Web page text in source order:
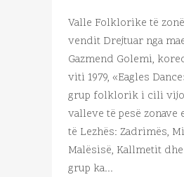
Valle Folklorike të
vendit Drejtuar nga
Gazmend Golemi,
viti 1979, «Eagles
grup folklorik i cili
valleve të pesë zonave
të Lezhës: Zadrimës,
Malësisë, Kallmetit
grup ka...